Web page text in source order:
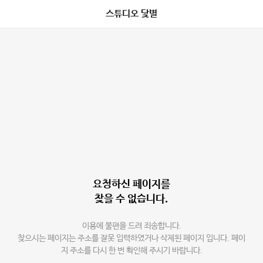
스튜디오 닻별
요청하신 페이지를
찾을 수 없습니다.
이용에 불편을 드려 죄송합니다.
찾으시는 페이지는 주소를 잘못 입력하였거나 삭제된 페이지 입니다. 페이
지 주소를 다시 한 번 확인해 주시기 바랍니다.